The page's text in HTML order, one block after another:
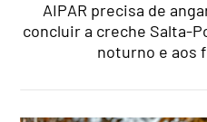
AIPAR precisa de
concluir a creche Salta-
noturno e aos